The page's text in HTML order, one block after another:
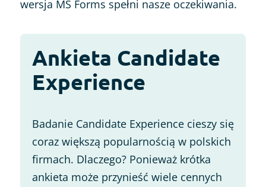
wersja MS Forms spełni nasze oczekiwania.
Ankieta Candidate
Experience
Badanie Candidate Experience cieszy się
coraz większą popularnością w polskich
firmach. Dlaczego? Ponieważ krótka
ankieta może przynieść wiele cennych